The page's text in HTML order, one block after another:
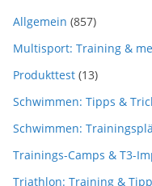
Allgemein (857)
Multisport: Training &
Produkttest (13)
Schwimmen: Tipps &
Schwimmen:
Trainings-Camps & T3-
Triathlon: Training &